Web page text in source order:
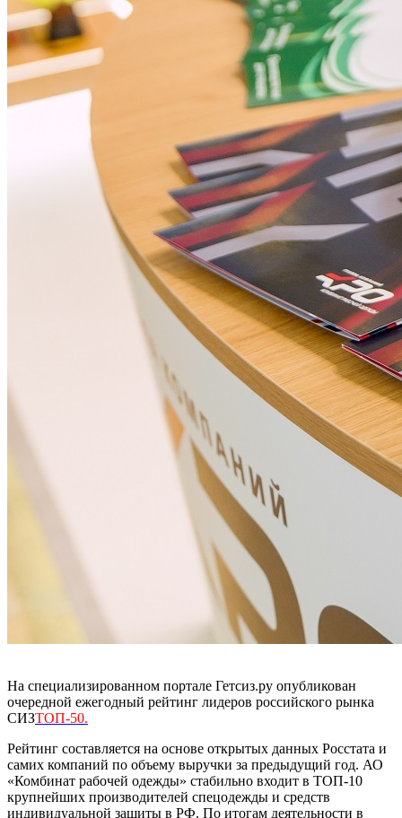
На специализированном портале Гетсиз.ру опубликован
очередной ежегодный рейтинг лидеров российского рынка
СИЗТОП-50.
Рейтинг составляется на основе открытых данных Росстата и
самих компаний по объему выручки за предыдущий год. АО
«Комбинат рабочей одежды» стабильно входит в ТОП-10
крупнейших производителей спецодежды и средств
индивидуальной защиты в РФ. По итогам деятельности в